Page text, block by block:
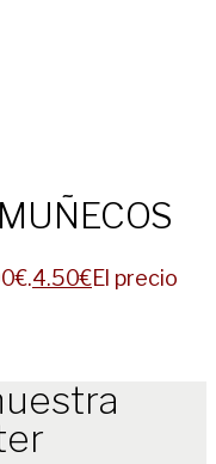
4.50€El precio